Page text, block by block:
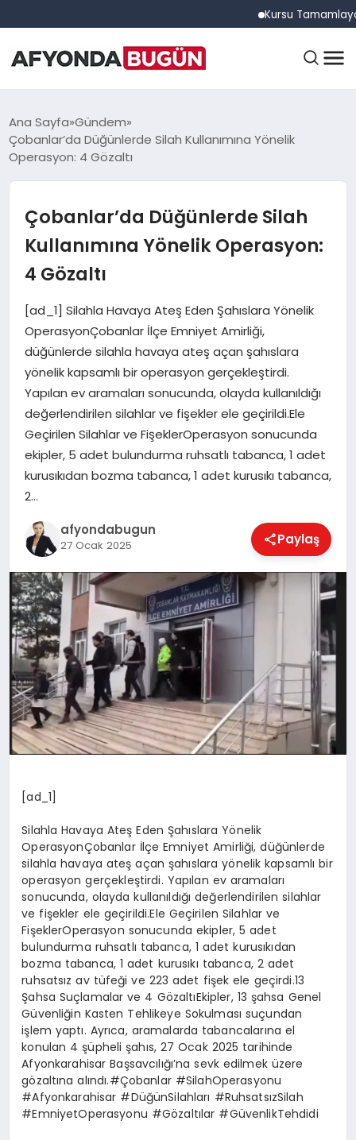
Kursu Tamamlayan
ANASAYFA
GÜNDEM
EĞITIM
EKONOMI
MAGAZIN
SAĞLIK
SIYASET
SPOR
YAŞAM
Ana Sayfa Gündem
Çobanlar’da Düğünlerde Silah Kullanımına Yönelik
Operasyon: 4 Gözaltı
Çobanlar’da Düğünlerde Silah
Kullanımına Yönelik Operasyon:
4 Gözaltı
[ad_1] Silahla Havaya Ateş Eden Şahıslara Yönelik
OperasyonÇobanlar İlçe Emniyet Amirliği,
düğünlerde silahla havaya ateş açan şahıslara
yönelik kapsamlı bir operasyon gerçekleştirdi.
Yapılan ev aramaları sonucunda, olayda kullanıldığı
değerlendirilen silahlar ve fişekler ele geçirildi.Ele
Geçirilen Silahlar ve FişeklerOperasyon sonucunda
ekipler, 5 adet bulundurma ruhsatlı tabanca, 1 adet
kurusıkıdan bozma tabanca, 1 adet kurusıkı tabanca,
2…
afyondabugun
27 Ocak 2025 Paylaş
[ad_1]
Silahla Havaya Ateş Eden Şahıslara Yönelik
OperasyonÇobanlar İlçe Emniyet Amirliği, düğünlerde
silahla havaya ateş açan şahıslara yönelik kapsamlı bir
operasyon gerçekleştirdi. Yapılan ev aramaları
sonucunda, olayda kullanıldığı değerlendirilen silahlar
ve fişekler ele geçirildi.Ele Geçirilen Silahlar ve
FişeklerOperasyon sonucunda ekipler, 5 adet
bulundurma ruhsatlı tabanca, 1 adet kurusıkıdan
bozma tabanca, 1 adet kurusıkı tabanca, 2 adet
ruhsatsız av tüfeği ve 223 adet fişek ele geçirdi.13
Şahsa Suçlamalar ve 4 GözaltıEkipler, 13 şahsa Genel
Güvenliğin Kasten Tehlikeye Sokulması suçundan
işlem yaptı. Ayrıca, aramalarda tabancalarına el
konulan 4 şüpheli şahıs, 27 Ocak 2025 tarihinde
Afyonkarahisar Başsavcılığı’na sevk edilmek üzere
gözaltına alındı.#Çobanlar #SilahOperasyonu
#Afyonkarahisar #DüğünSilahları #RuhsatsızSilah
#EmniyetOperasyonu #Gözaltılar #GüvenlikTehdidi